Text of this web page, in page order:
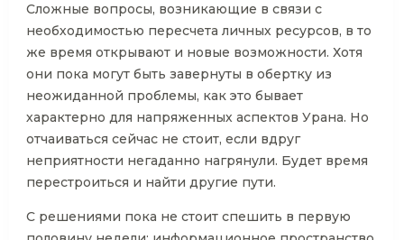
Сложные вопросы, возникающие в связи с
необходимостью пересчета личных ресурсов, в то
же время открывают и новые возможности. Хотя
они пока могут быть завернуты в обертку из
неожиданной проблемы, как это бывает
характерно для напряженных аспектов Урана. Но
отчаиваться сейчас не стоит, если вдруг
неприятности негаданно нагрянули. Будет время
перестроиться и найти другие пути.
С решениями пока не стоит спешить в первую